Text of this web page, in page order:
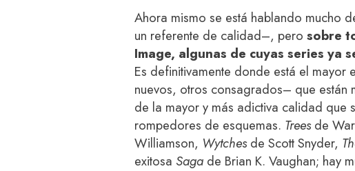
Ahora mismo se está hablando mucho
un referente de calidad–, pero sobre
Image, algunas de cuyas series ya
Es definitivamente donde está el
nuevos, otros consagrados– que están
de la mayor y más adictiva calidad que
rompedores de esquemas. Treesde
Williamson, Wytchesde Scott Snyder,
exitosa Saga de Brian K. Vaughan; hay